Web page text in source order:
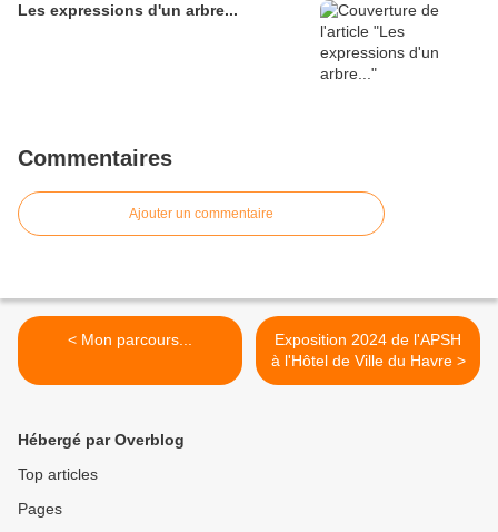
Les expressions d'un arbre...
Commentaires
Ajouter un commentaire
< Mon parcours...
Exposition 2024 de l'APSH
à l'Hôtel de Ville du Havre >
Hébergé par Overblog
Top articles
Pages